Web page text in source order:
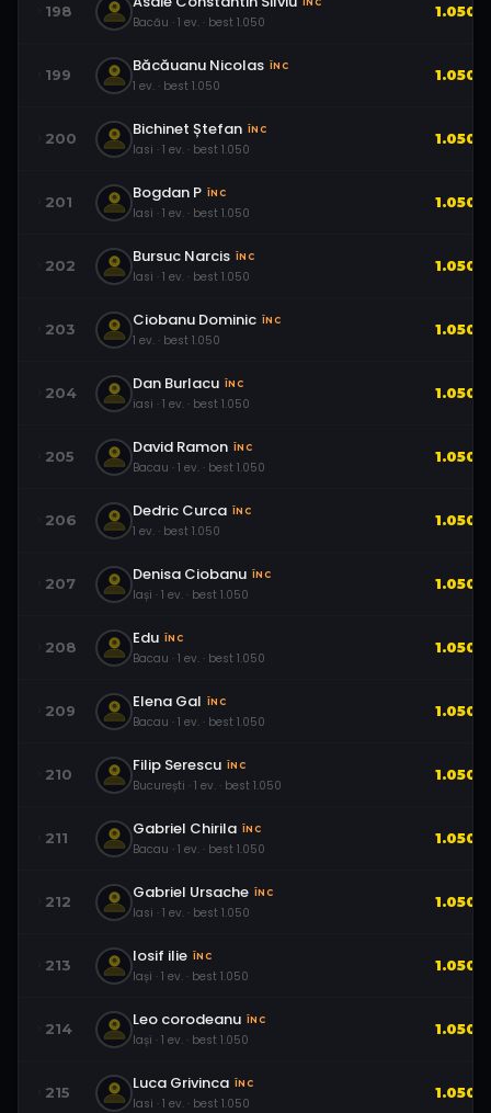
198 ÎNC
Bacău · 1 ev. · best 1.050
1.050
199 Băcăuanu Nicolas ÎNC
1 ev. · best 1.050
1.050
200 Bichinet Ștefan ÎNC
Iasi · 1 ev. · best 1.050
1.050
201 Bogdan P ÎNC
Iasi · 1 ev. · best 1.050
1.050
202 Bursuc Narcis ÎNC
Iasi · 1 ev. · best 1.050
1.050
203 Ciobanu Dominic ÎNC
1 ev. · best 1.050
1.050
204 Dan Burlacu ÎNC
iasi · 1 ev. · best 1.050
1.050
205 David Ramon ÎNC
Bacau · 1 ev. · best 1.050
1.050
206 Dedric Curca ÎNC
1 ev. · best 1.050
1.050
207 Denisa Ciobanu ÎNC
Iași · 1 ev. · best 1.050
1.050
208 Edu ÎNC
Bacau · 1 ev. · best 1.050
1.050
209 Elena Gal ÎNC
Bacau · 1 ev. · best 1.050
1.050
210 Filip Serescu ÎNC
București · 1 ev. · best 1.050
1.050
211 Gabriel Chirila ÎNC
Bacau · 1 ev. · best 1.050
1.050
212 Gabriel Ursache ÎNC
Iasi · 1 ev. · best 1.050
1.050
213 Iosif ilie ÎNC
Iași · 1 ev. · best 1.050
1.050
214 Leo corodeanu ÎNC
Iași · 1 ev. · best 1.050
1.050
215 Luca Grivinca ÎNC
Iasi · 1 ev. · best 1.050
1.050